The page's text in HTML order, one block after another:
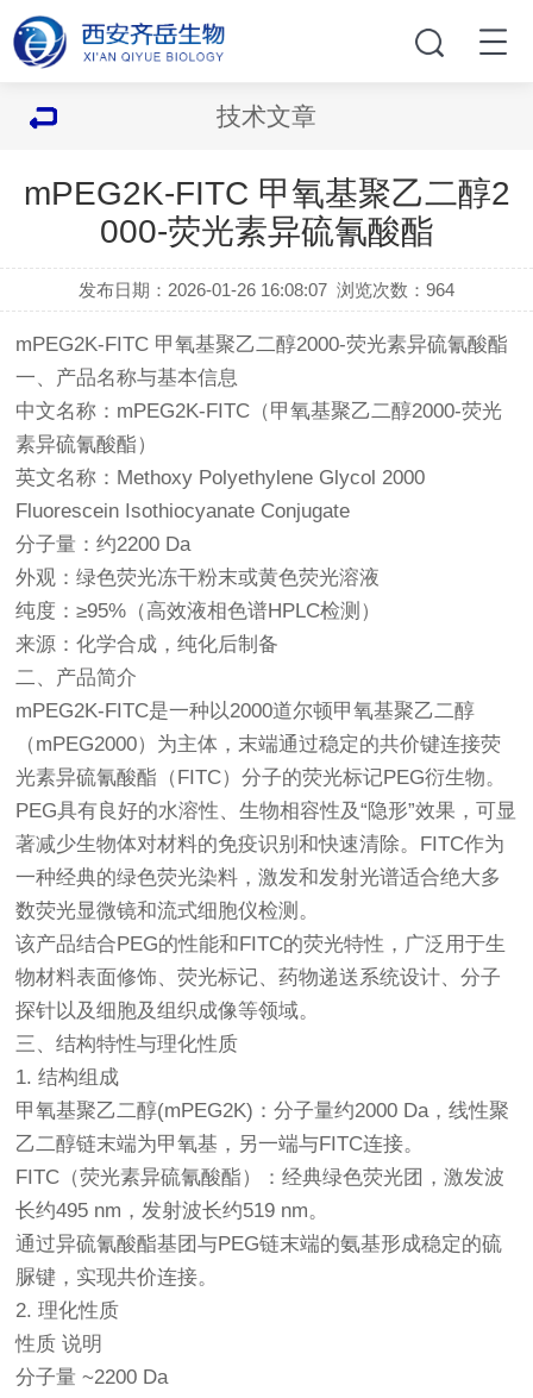
技术文章
mPEG2K-FITC 甲氧基聚乙二醇2
000-荧光素异硫氰酸酯
发布日期：2026-01-26 16:08:07 浏览次数：964
mPEG2K-FITC 甲氧基聚乙二醇2000-荧光素异硫氰酸酯
一、产品名称与基本信息
中文名称：mPEG2K-FITC（甲氧基聚乙二醇2000-荧光
素异硫氰酸酯）
英文名称：Methoxy Polyethylene Glycol 2000
Fluorescein Isothiocyanate Conjugate
分子量：约2200 Da
外观：绿色荧光冻干粉末或黄色荧光溶液
纯度：≥95%（高效液相色谱HPLC检测）
来源：化学合成，纯化后制备
二、产品简介
mPEG2K-FITC是一种以2000道尔顿甲氧基聚乙二醇
（mPEG2000）为主体，末端通过稳定的共价键连接荧
光素异硫氰酸酯（FITC）分子的荧光标记PEG衍生物。
PEG具有良好的水溶性、生物相容性及“隐形”效果，可显
著减少生物体对材料的免疫识别和快速清除。FITC作为
一种经典的绿色荧光染料，激发和发射光谱适合绝大多
数荧光显微镜和流式细胞仪检测。
该产品结合PEG的性能和FITC的荧光特性，广泛用于生
物材料表面修饰、荧光标记、药物递送系统设计、分子
探针以及细胞及组织成像等领域。
三、结构特性与理化性质
1. 结构组成
甲氧基聚乙二醇(mPEG2K)：分子量约2000 Da，线性聚
乙二醇链末端为甲氧基，另一端与FITC连接。
FITC（荧光素异硫氰酸酯）：经典绿色荧光团，激发波
长约495 nm，发射波长约519 nm。
通过异硫氰酸酯基团与PEG链末端的氨基形成稳定的硫
脲键，实现共价连接。
2. 理化性质
性质 说明
分子量 ~2200 Da